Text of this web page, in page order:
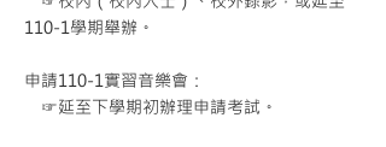
110-1學期舉辦。
申請110-1實習音樂會：
☞延至下學期初辦理申請考試。